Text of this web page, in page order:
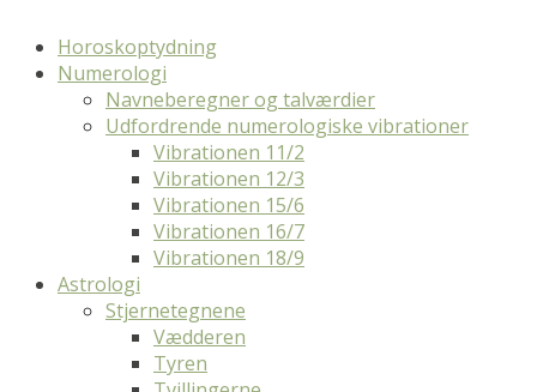
Horoskoptydning
Numerologi
Navneberegner og talværdier
Udfordrende numerologiske vibrationer
Vibrationen 11/2
Vibrationen 12/3
Vibrationen 15/6
Vibrationen 16/7
Vibrationen 18/9
Astrologi
Stjernetegnene
Vædderen
Tyren